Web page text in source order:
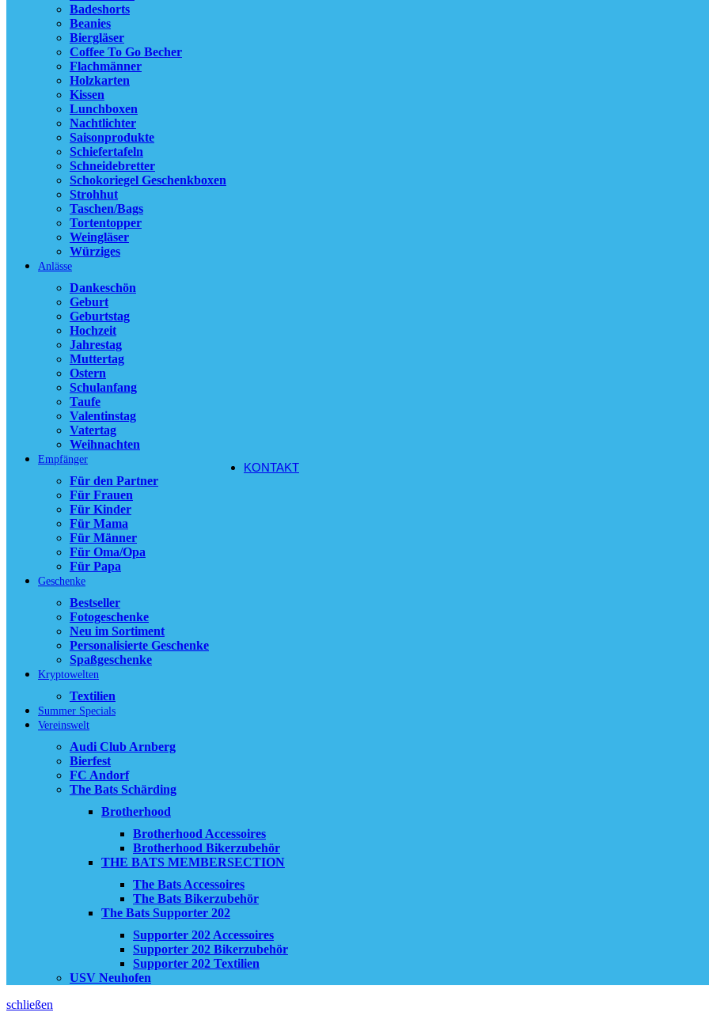
KONTAKT
Badeshorts
Beanies
Biergläser
Coffee To Go Becher
Flachmänner
Holzkarten
Kissen
Lunchboxen
Nachtlichter
Saisonprodukte
Schiefertafeln
Schneidebretter
Schokoriegel Geschenkboxen
Strohhut
Taschen/Bags
Tortentopper
Weingläser
Würziges
Anlässe
Dankeschön
Geburt
Geburtstag
Hochzeit
Jahrestag
Muttertag
Ostern
Schulanfang
Taufe
Valentinstag
Vatertag
Weihnachten
Empfänger
Für den Partner
Für Frauen
Für Kinder
Für Mama
Für Männer
Für Oma/Opa
Für Papa
Geschenke
Bestseller
Fotogeschenke
Neu im Sortiment
Personalisierte Geschenke
Spaßgeschenke
Kryptowelten
Textilien
Summer Specials
Vereinswelt
Audi Club Arnberg
Bierfest
FC Andorf
The Bats Schärding
Brotherhood
Brotherhood Accessoires
Brotherhood Bikerzubehör
THE BATS MEMBERSECTION
The Bats Accessoires
The Bats Bikerzubehör
The Bats Supporter 202
Supporter 202 Accessoires
Supporter 202 Bikerzubehör
Supporter 202 Textilien
USV Neuhofen
schließen